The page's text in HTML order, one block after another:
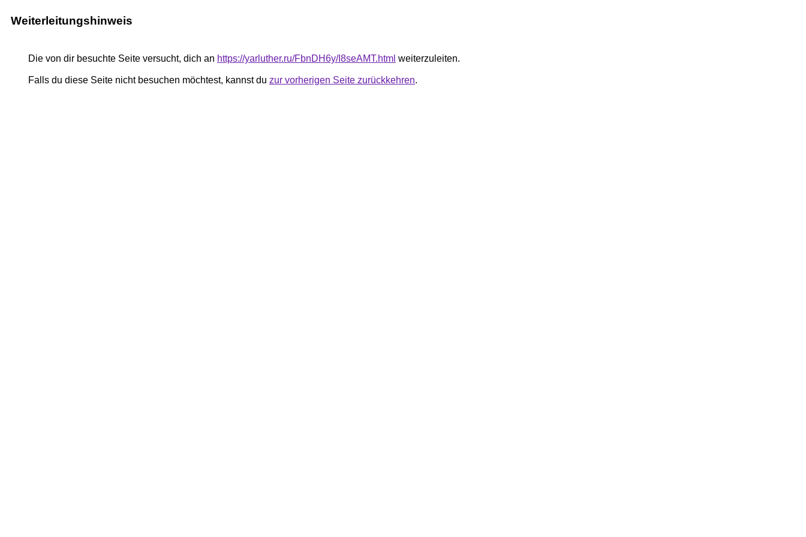
Weiterleitungshinweis
Die von dir besuchte Seite versucht, dich an https://yarluther.ru/FbnDH6y/I8seAMT.html weiterzuleiten.
Falls du diese Seite nicht besuchen möchtest, kannst du zur vorherigen Seite zurückkehren.